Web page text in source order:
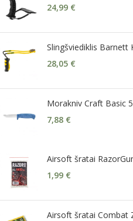
24,99 €
Slingšviediklis Barnett
28,05 €
Morakniv Craft Basic
7,88 €
Airsoft šratai
1,99 €
Airsoft šratai Combat